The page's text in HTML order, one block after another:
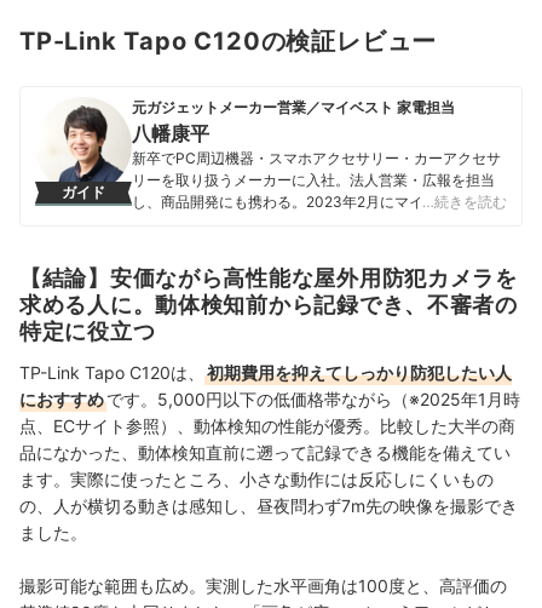
TP-Link Tapo C120の検証レビュー
ガイド
元ガジェットメーカー営業／マイベスト 家電担当
八幡康平
新卒でPC周辺機器・スマホアクセサリー・カーアクセサ
リーを取り扱うメーカーに入社。法人営業・広報を担当
し、商品開発にも携わる。2023年2月にマイベストに入
家電を中心に幅広いジャンルのコンテンツ制作に携わ
る。「専門性をもとにした調査・検証を通じ、一人ひと
りに合った選択肢を分かりやすく提案すること」を心が
けて、コンテンツ制作を行っている。
…続きを読む
【結論】安価ながら高性能な屋外用防犯カメラを
求める人に。動体検知前から記録でき、不審者の
特定に役立つ
TP-Link Tapo C120は、
初期費用を抑えてしっかり防犯したい人
におすすめです。5,000円以下の低価格帯ながら（※2025年1月時
点、ECサイト参照）、動体検知の性能が優秀。比較した大半の商
品になかった、動体検知直前に遡って記録できる機能を備えてい
ます。実際に使ったところ、小さな動作には反応しにくいもの
の、人が横切る動きは感知し、昼夜問わず7m先の映像を撮影でき
ました。
撮影可能な範囲も広め。実測した水平画角は100度と、高評価の